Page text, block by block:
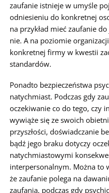
zaufanie istnieje w umyśle
odniesieniu do konkretnej
na przykład mieć zaufanie
nie. A na poziomie
konkretnej firmy w kwestii
standardów.
Ponadto bezpieczeństwa
natychmiast. Podczas gdy
oczekiwanie co do tego, czy
wywiąże się ze swoich
przyszłości, doświadczanie
bądź jego braku dotyczy
natychmiastowymi
interpersonalnym. Można to
że zaufanie polega na
zaufania, podczas gdy